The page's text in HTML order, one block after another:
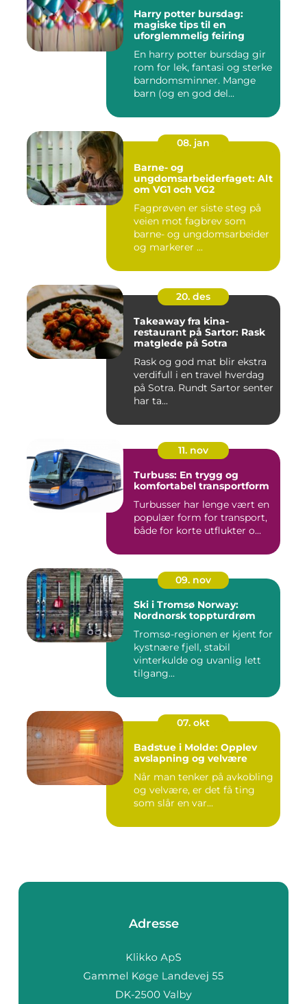
Harry potter bursdag:
magiske tips til en
uforglemmelig feiring
En harry potter bursdag gir
rom for lek, fantasi og sterke
barndomsminner. Mange
barn (og en god del...
08. jan
Barne- og
ungdomsarbeiderfaget: Alt
om VG1 och VG2
Fagprøven er siste steg på
veien mot fagbrev som
barne- og ungdomsarbeider
og markerer ...
20. des
Takeaway fra kina-
restaurant på Sartor: Rask
matglede på Sotra
Rask og god mat blir ekstra
verdifull i en travel hverdag
på Sotra. Rundt Sartor senter
har ta...
11. nov
Turbuss: En trygg og
komfortabel transportform
Turbusser har lenge vært en
populær form for transport,
både for korte utflukter o...
09. nov
Ski i Tromsø Norway:
Nordnorsk toppturdrøm
Tromsø-regionen er kjent for
kystnære fjell, stabil
vinterkulde og uvanlig lett
tilgang...
07. okt
Badstue i Molde: Opplev
avslapning og velvære
Når man tenker på avkobling
og velvære, er det få ting
som slår en var...
Adresse